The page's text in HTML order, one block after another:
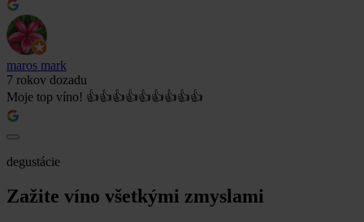
maros mark
7 rokov dozadu
Moje top víno! 👍👍👍👍👍👍👍👍👍
degustácie
Zažite víno všetkými zmyslami